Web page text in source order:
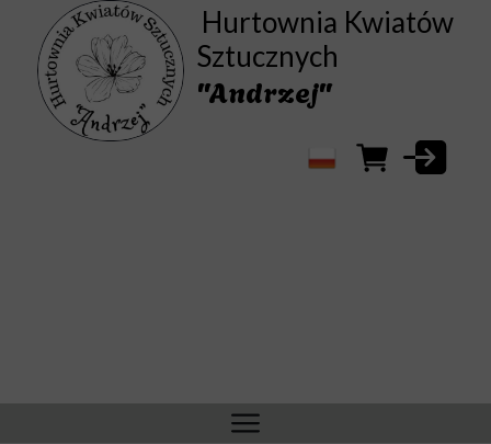
Hurtownia Kwiatów
Sztucznych
"Andrzej"